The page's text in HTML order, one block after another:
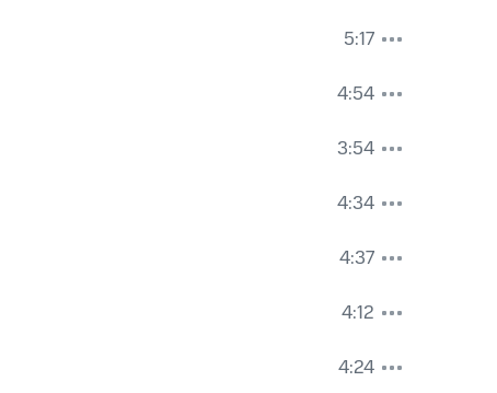
5:17
4:54
3:54
4:34
4:37
4:12
4:24